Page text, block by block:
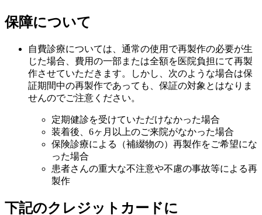
保障について
自費診療については、通常の使用で再製作の必要が生
じた場合、費用の一部または全額を医院負担にて再製
作させていただきます。しかし、次のような場合は保
証期間中の再製作であっても、保証の対象とはなりま
せんのでご注意ください。
定期健診を受けていただけなかった場合
装着後、6ヶ月以上のご来院がなかった場合
保険診療による（補綴物の）再製作をご希望にな
った場合
患者さんの重大な不注意や不慮の事故等による再
製作
下記のクレジットカードに